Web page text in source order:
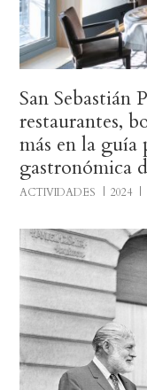
San Sebastián
restaurantes,
más en la guía
gastronómica
ACTIVIDADES 2024